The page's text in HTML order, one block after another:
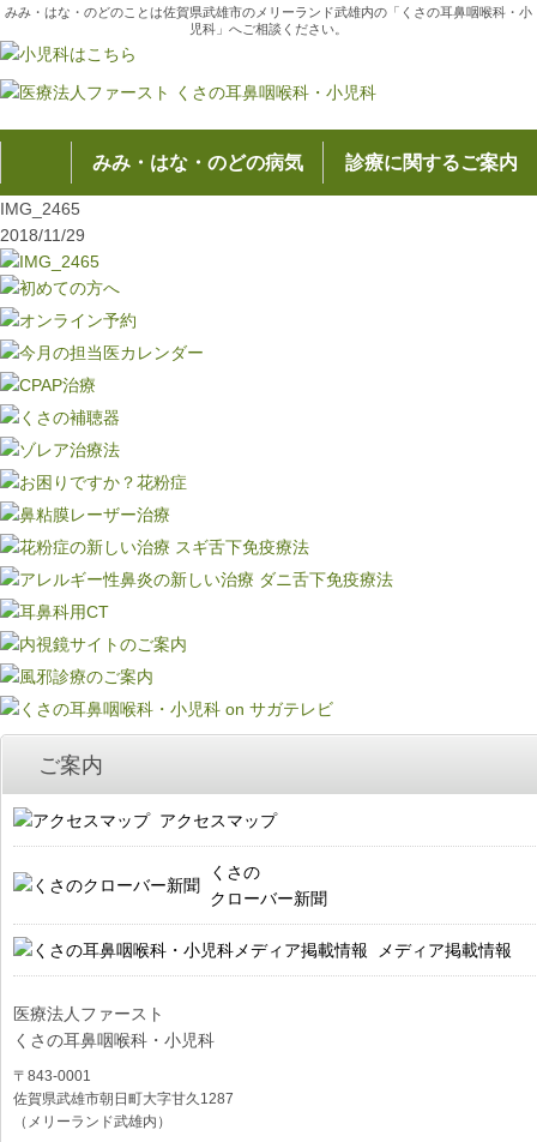
みみ・はな・のどのことは佐賀県武雄市のメリーランド武雄内の「くさの耳鼻咽喉科・小
児科」へご相談ください。
みみ・はな・のどの病気 診療に関するご案内
IMG_2465
2018/11/29
ご案内
アクセスマップ
くさの
クローバー新聞
メディア掲載情報
医療法人ファースト
くさの耳鼻咽喉科・小児科
〒843-0001
佐賀県武雄市朝日町大字甘久1287
（メリーランド武雄内）